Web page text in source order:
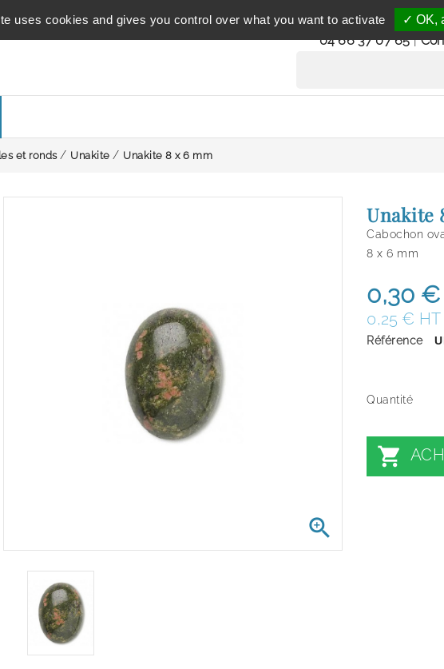
Service clientèle
du lundi au vendredi
04 66 37 07 65|
et ronds Unakite Unakite 8 x 6 mm

Unakite
Cabochon
8 x 6 mm
0,30 €
0,25 € HT
Référence
Quantité

uses cookies and gives you control over what you want to activate ✓ OK,